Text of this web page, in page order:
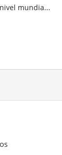
mundia...